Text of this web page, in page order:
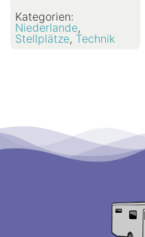
Kategorien:
Niederlande,
Stellplätze, Technik